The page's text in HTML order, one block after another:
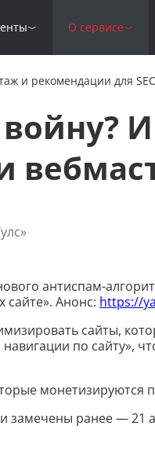
О сервисе
и рекомендации для
антиспам-
Анонс: https://
сайты,
по сайту»,
замечены ранее — 21